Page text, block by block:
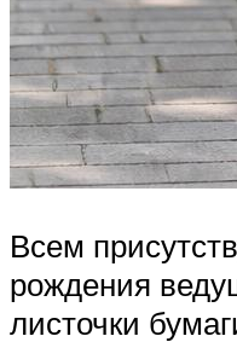
Всем
рождения
листочки